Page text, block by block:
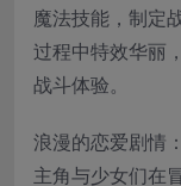
魔法技能，制定
过程中特效华丽
战斗体验。
浪漫的恋爱剧情
主角与少女们在